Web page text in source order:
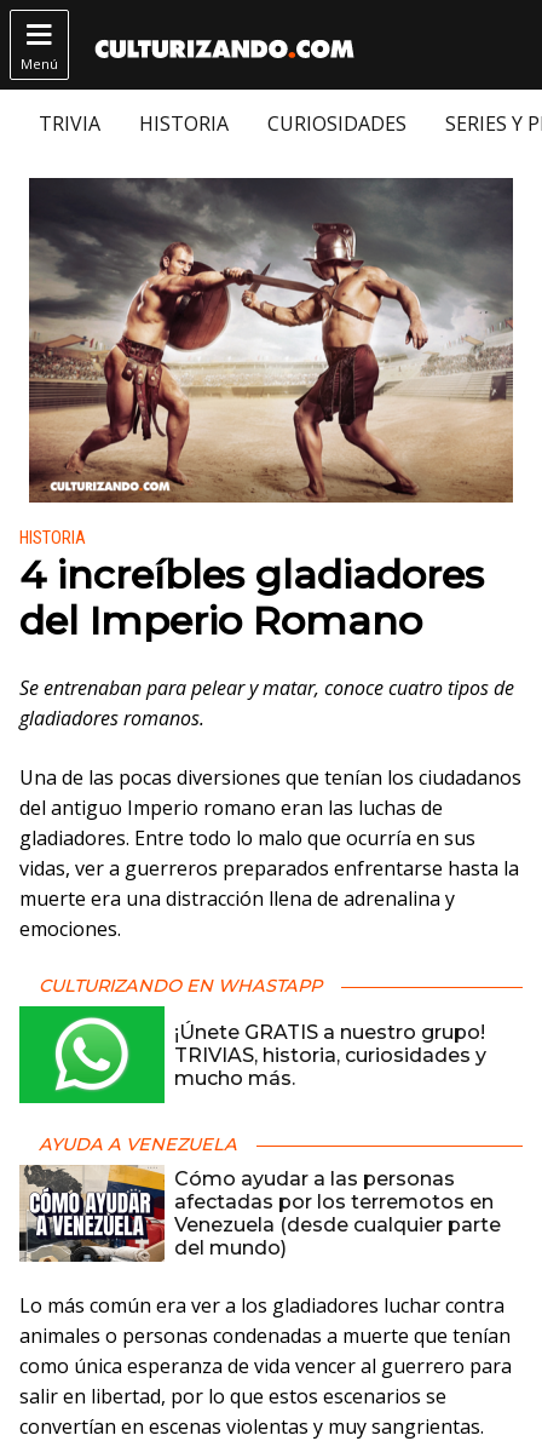

Menú
TRIVIA HISTORIA CURIOSIDADES SERIES Y
Publicado en:
HISTORIA
4 increíbles gladiadores
del Imperio Romano
Se entrenaban para pelear y matar, conoce cuatro tipos de
gladiadores romanos.
Una de las pocas diversiones que tenían los ciudadanos
del antiguo Imperio romano eran las luchas de
gladiadores. Entre todo lo malo que ocurría en sus
vidas, ver a guerreros preparados enfrentarse hasta la
muerte era una distracción llena de adrenalina y
emociones.
CULTURIZANDO EN WHASTAPP
¡Únete GRATIS a nuestro grupo!
TRIVIAS, historia, curiosidades y
mucho más.
AYUDA A VENEZUELA
Cómo ayudar a las personas
afectadas por los terremotos en
Venezuela (desde cualquier parte
del mundo)
Lo más común era ver a los gladiadores luchar contra
animales o personas condenadas a muerte que tenían
como única esperanza de vida vencer al guerrero para
salir en libertad, por lo que estos escenarios se
convertían en escenas violentas y muy sangrientas.